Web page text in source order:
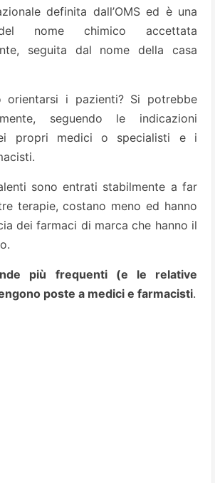
definita dall’OMS ed è una
nome chimico accettata
seguita dal nome della casa
orientarsi i pazienti? Si potrebbe
seguendo le indicazioni
propri medici o specialisti e i
sono entrati stabilmente a far
terapie, costano meno ed hanno
dei farmaci di marca che hanno il
più frequenti (e le relative
poste a medici e farmacisti.